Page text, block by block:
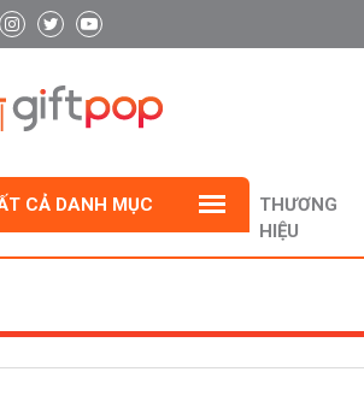
CẢ DANH MỤC
THƯƠNG
HIỆU